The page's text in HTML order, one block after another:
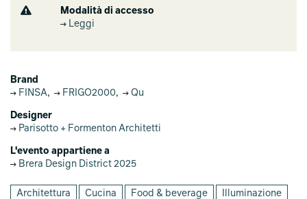
Modalità di accesso
Leggi
Brand
FINSA, FRIGO2000, Qu
Designer
Parisotto + Formenton Architetti
L'evento appartiene a
Brera Design District 2025
Architettura Cucina Food & beverage Illuminazione